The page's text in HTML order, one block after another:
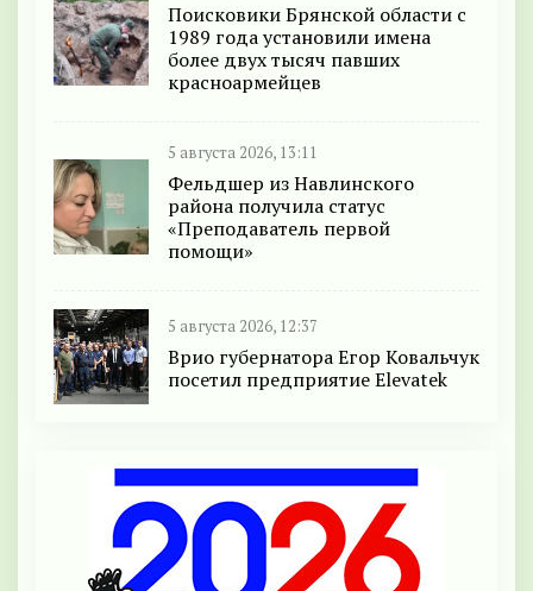
Поисковики Брянской области с
1989 года установили имена
более двух тысяч павших
красноармейцев
5 августа 2026, 13:11
Фельдшер из Навлинского
района получила статус
«Преподаватель первой
помощи»
5 августа 2026, 12:37
Врио губернатора Егор Ковальчук
посетил предприятие Elevatek